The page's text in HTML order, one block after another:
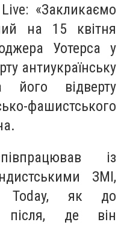
«Закликаємо
на 15 квітня
Уотерса у
антиукраїнську
його відверту
фашистського
із
ЗМІ,
Today, як до
після, де він